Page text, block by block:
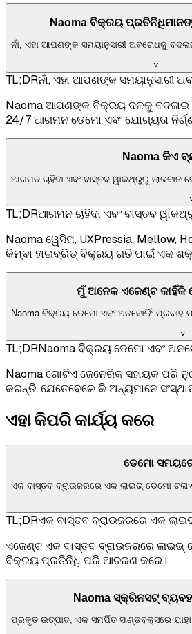
Naoma ବିକ୍ରୟ
ନାଁ, ଏହା ଆପଣଙ୍କ ସମୟାନୁସାରୀ ଅବରୋଧକୁ
˅
TL;DRନାଁ, ଏହା ଆପଣଙ୍କ ସମୟାନୁସାରୀ
Naoma ଆପଣଙ୍କ ବିକ୍ରୟ ଦଳକୁ ବଦଳାଇ
24/7 ଆଗମନ ଡେମୋ ଏବଂ ଯୋଗ୍ୟତା
Naoma କିଏ
ଆଗମନ ଚାହିଦା ଏବଂ ବାସ୍ତବ ୱାକଥ୍ରୁରୁ ଲାଭବାନ
TL;DRଆଗମନ ଚାହିଦା ଏବଂ ବାସ୍ତବ
Naoma ୱେସିମ, UXPressia, Mellow,
କିମ୍ବା ହାଇବ୍ରିଡ୍ ବିକ୍ରୟ ଗତି ପାଇଁ ଏକ
ମୁଁ ଅନେକ ଏଜେଣ୍ଟ କାହିଁକି
Naoma ବିକ୍ରୟ ଡେମୋ ଏବଂ ଅନବୋର୍ଡିଂ ପ୍ରବାହ
˅
TL;DRNaoma ବିକ୍ରୟ ଡେମୋ ଏବଂ
Naoma ଗୋଟିଏ ଜେନେରିକ ସହାୟକ ପରି
କରନ୍ତି, ଯେତେବେଳେ କି ଅନ୍ୟମାନେ
ଏହା କିପରି କାର୍ଯ୍ୟ କରେ
ଡେମୋ
ଏକ ବାସ୍ତବ ବ୍ରାଉଜରରେ ଏକ ଲାଇଭ୍ ଡେମୋ
TL;DRଏକ ବାସ୍ତବ ବ୍ରାଉଜରରେ ଏକ
ଏଜେଣ୍ଟ ଏକ ବାସ୍ତବ ବ୍ରାଉଜରରେ
ବିକ୍ରୟ ପ୍ରତିନିଧି ପରି ଆଚରଣ କରେ।
Naoma ସ୍କ୍ରିନସଟ୍
ପ୍ରକୃତ ଉତ୍ପାଦ, ଏକ ସମର୍ପିତ ସାଣ୍ଡବକ୍ସରେ